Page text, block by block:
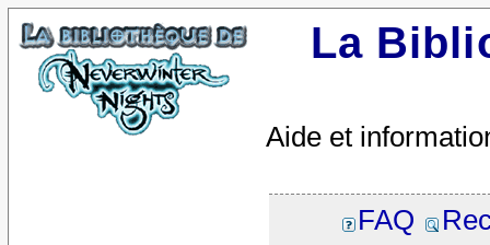
La
Aide et
FAQ